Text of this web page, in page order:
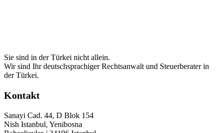
Sie sind in der Türkei nicht allein.
Wir sind Ihr deutschsprachiger Rechtsanwalt und Steuerberater in
der Türkei.
Kontakt
Sanayi Cad. 44, D Blok 154
Nish Istanbul, Yenibosna